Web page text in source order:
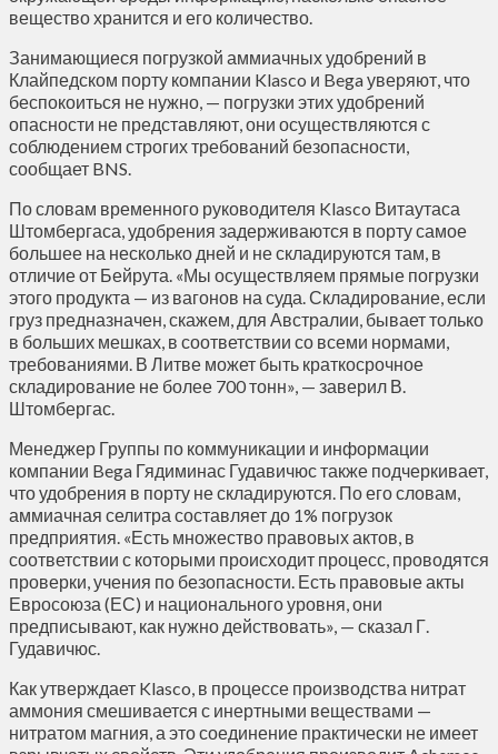
вещество хранится и его количество.
Занимающиеся погрузкой аммиачных удобрений в
Клайпедском порту компании Klasco и Bega уверяют, что
беспокоиться не нужно, — погрузки этих удобрений
опасности не представляют, они осуществляются с
соблюдением строгих требований безопасности,
сообщает BNS.
По словам временного руководителя Klasco Витаутаса
Штомбергаса, удобрения задерживаются в порту самое
большее на несколько дней и не складируются там, в
отличие от Бейрута. «Мы осуществляем прямые погрузки
этого продукта — из вагонов на суда. Складирование, если
груз предназначен, скажем, для Австралии, бывает только
в больших мешках, в соответствии со всеми нормами,
требованиями. В Литве может быть краткосрочное
складирование не более 700 тонн», — заверил В.
Штомбергас.
Менеджер Группы по коммуникации и информации
компании Bega Гядиминас Гудавичюс также подчеркивает,
что удобрения в порту не складируются. По его словам,
аммиачная селитра составляет до 1% погрузок
предприятия. «Есть множество правовых актов, в
соответствии с которыми происходит процесс, проводятся
проверки, учения по безопасности. Есть правовые акты
Евросоюза (ЕС) и национального уровня, они
предписывают, как нужно действовать», — сказал Г.
Гудавичюс.
Как утверждает Klasco, в процессе производства нитрат
аммония смешивается с инертными веществами —
нитратом магния, а это соединение практически не имеет